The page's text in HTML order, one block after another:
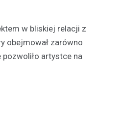
w bliskiej relacji z
obejmował zarówno
artystce na
mieli okazję uczestniczyć w
wydarzeniu, które zakończyło
w UKS Orzeł Moszczenica.